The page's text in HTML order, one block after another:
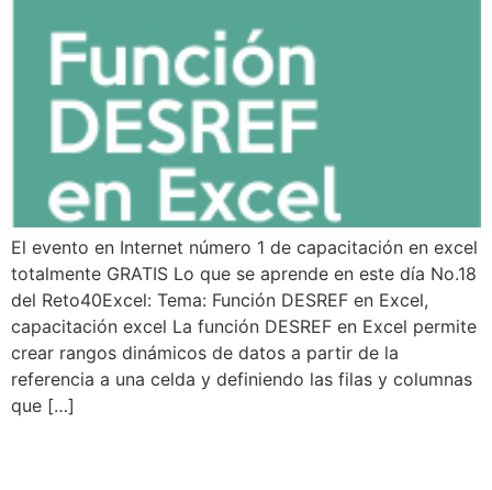
El evento en Internet número 1 de capacitación en excel
totalmente GRATIS Lo que se aprende en este día No.18
del Reto40Excel: Tema: Función DESREF en Excel,
capacitación excel La función DESREF en Excel permite
crear rangos dinámicos de datos a partir de la
referencia a una celda y definiendo las filas y columnas
que […]